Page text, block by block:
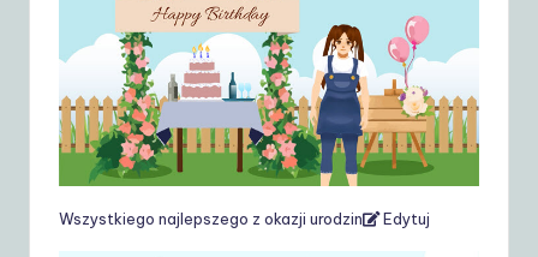
Wszystkiego najlepszego z okazji urodzin Edytuj